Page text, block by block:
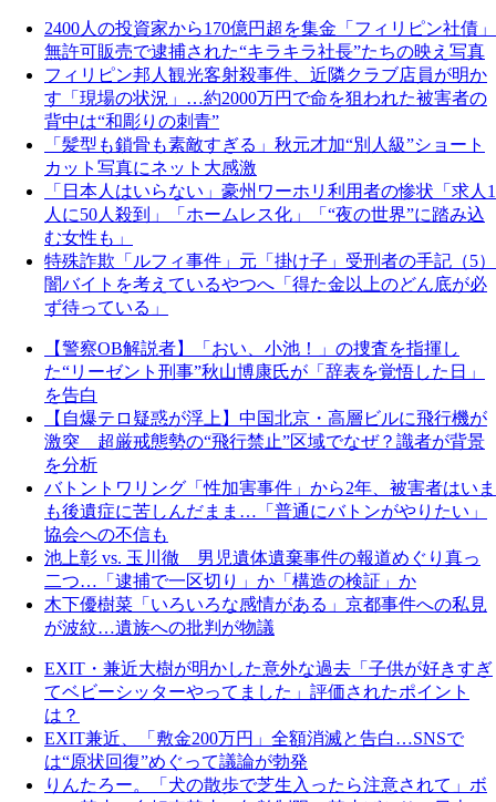
2400人の投資家から170億円超を集金「フィリピン社債」
無許可販売で逮捕された“キラキラ社長”たちの映え写真
フィリピン邦人観光客射殺事件、近隣クラブ店員が明か
す「現場の状況」…約2000万円で命を狙われた被害者の
背中は“和彫りの刺青”
「髪型も鎖骨も素敵すぎる」秋元才加“別人級”ショート
カット写真にネット大感激
「日本人はいらない」豪州ワーホリ利用者の惨状「求人1
人に50人殺到」「ホームレス化」「“夜の世界”に踏み込
む女性も」
特殊詐欺「ルフィ事件」元「掛け子」受刑者の手記（5）
闇バイトを考えているやつへ「得た金以上のどん底が必
ず待っている」
【警察OB解説者】「おい、小池！」の捜査を指揮し
た“リーゼント刑事”秋山博康氏が「辞表を覚悟した日」
を告白
【自爆テロ疑惑が浮上】中国北京・高層ビルに飛行機が
激突 超厳戒態勢の“飛行禁止”区域でなぜ？識者が背景
を分析
バトントワリング「性加害事件」から2年、被害者はいま
も後遺症に苦しんだまま…「普通にバトンがやりたい」
協会への不信も
池上彰 vs. 玉川徹 男児遺体遺棄事件の報道めぐり真っ
二つ…「逮捕で一区切り」か「構造の検証」か
木下優樹菜「いろいろな感情がある」京都事件への私見
が波紋…遺族への批判が物議
EXIT・兼近大樹が明かした意外な過去「子供が好きすぎ
てベビーシッターやってました」評価されたポイント
は？
EXIT兼近、「敷金200万円」全額消滅と告白…SNSで
は“原状回復”めぐって議論が勃発
りんたろー。「犬の散歩で芝生入ったら注意されて」ボ